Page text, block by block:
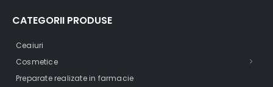
CATEGORII PRODUSE
Ceaiuri
Cosmetice
Preparate realizate in farmacie